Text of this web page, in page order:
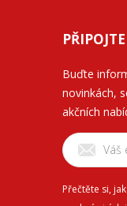
Buďte
novinkách,
akčních
Přečtěte si,